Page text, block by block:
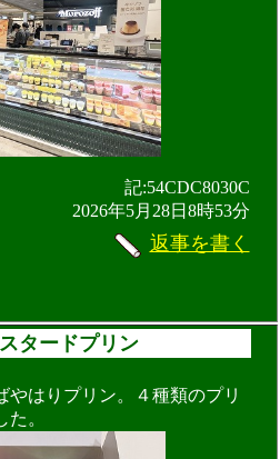
記:54CDC8030C
2026年5月28日8時53分
返事を書く
タードプリン
やはりプリン。４種類のプリ
。